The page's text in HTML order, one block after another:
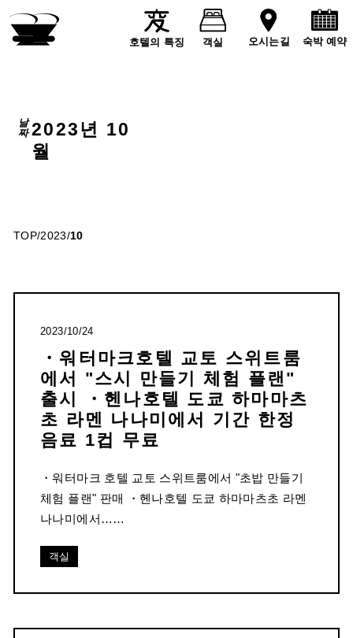
호텔의 특징 객실 오시는길 숙박 예약
날짜2023년 10
월
TOP/2023/10
2023/10/24
・워터마크호텔 교토 스위트룸
에서 "스시 만들기 체험 플랜"
출시 ・헨나호텔 도쿄 하마마츠
초 라멘 나나미에서 기간 한정
음료 1컵 무료
・워터마크 호텔 교토 스위트룸에서 "초밥 만들기
체험 플랜" 판매 ・헨나호텔 도쿄 하마마츠초 라멘
나나미에서……
객실